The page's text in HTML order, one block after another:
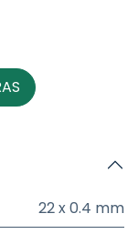
22 x 0.4 mm